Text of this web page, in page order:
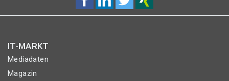
IT-MARKT
Mediadaten
Magazin